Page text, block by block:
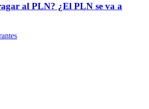
al PLN? ¿El PLN se va a